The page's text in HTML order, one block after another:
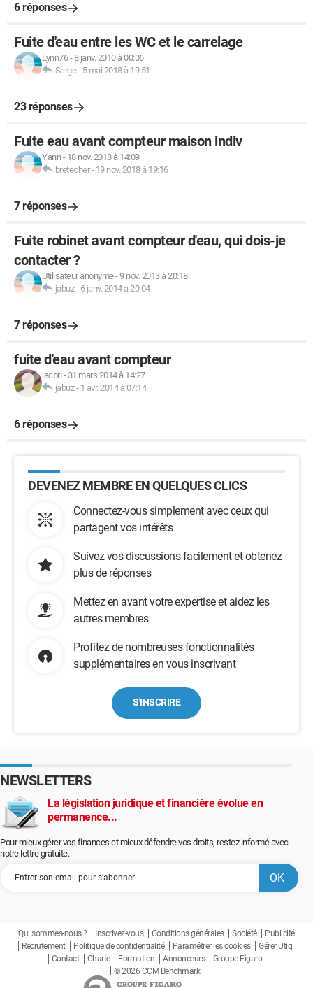
6 réponses
Fuite d'eau entre les WC et le carrelage
Lynn76-8 janv. 2010 à 00:06
Serge- 5 mai 2018 à 19:51
23 réponses
Fuite eau avant compteur maison indiv
Yann- 18 nov. 2018 à 14:09
bretecher- 19 nov. 2018 à 19:16
7 réponses
Fuite robinet avant compteur d'eau, qui dois-je
contacter ?
Utilisateur anonyme-9 nov. 2013 à 20:18
jabuz- 6 janv. 2014 à 20:04
7 réponses
fuite d'eau avant compteur
jacori - 31 mars 2014 à 14:27
jabuz- 1 avr. 2014 à 07:14
6 réponses
DEVENEZ MEMBRE EN QUELQUES CLICS
Connectez-vous simplement avec ceux qui
partagent vos intérêts
Suivez vos discussions facilement et obtenez
plus de réponses
Mettez en avant votre expertise et aidez les
autres membres
Profitez de nombreuses fonctionnalités
supplémentaires en vous inscrivant
S'INSCRIRE
NEWSLETTERS
La législation juridique et financière évolue en
permanence...
Pour mieux gérer vos finances et mieux défendre vos droits, restez informé avec
notre lettre gratuite.
Qui sommes-nous ? Inscrivez-vous Conditions générales Société
Publicité
Recrutement
Politique de confidentialité Paramétrer les cookies
Gérer Utiq
Contact
Charte Formation Annonceurs
Groupe Figaro
© 2026 CCM Benchmark